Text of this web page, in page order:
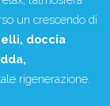
un crescendo di
doccia
rigenerazione.